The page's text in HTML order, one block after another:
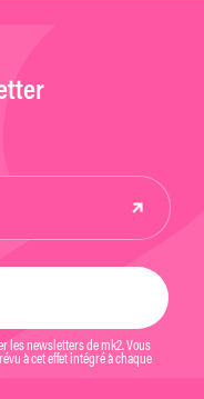
les newsletters de mk2. Vous
à cet effet intégré à chaque